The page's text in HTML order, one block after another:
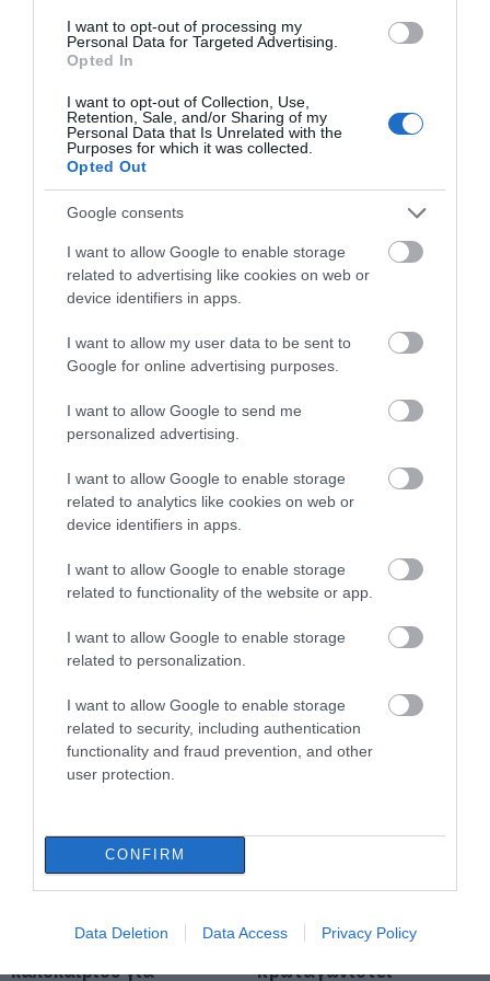
I want to opt-out of processing my
Personal Data for Targeted Advertising.
Opted In
I want to opt-out of Collection, Use,
Retention, Sale, and/or Sharing of my
Personal Data that Is Unrelated with the
Purposes for which it was collected.
Opted Out
Google consents
I want to allow Google to enable storage
related to advertising like cookies on web or
device identifiers in apps.
I want to allow my user data to be sent to
Google for online advertising purposes.
I want to allow Google to send me
personalized advertising.
I want to allow Google to enable storage
related to analytics like cookies on web or
device identifiers in apps.
I want to allow Google to enable storage
related to functionality of the website or app.
I want to allow Google to enable storage
related to personalization.
I want to allow Google to enable storage
related to security, including authentication
functionality and fraud prevention, and other
user protection.
CONFIRM
Data Deletion Data Access Privacy Policy
Εικόνες σοκ σε κοιμητήριο της
Εύβοιας: Δείτε τι έκαναν
08.08.2026 | 13:00
Α. Ο. Χαλκίς: Πρώτο φιλικό σήμερα
για νέα αγωνιστική περίοδο – Η
Τι γίνεται με τις τσούχτρες στην
Εύβοια;
αύριο στην Εύβοια! Συνεδρίασε η
επιτροπή εκτίμησης κινδύνου
Εύβοια: Οι ισχυροί άνεμοι
έσπασαν μεγάλο πεύκο σε αυλή
08.08.2026 | 11:40
Εύβοια: Αποκαταστάθηκε το
ίντερνετ στον Οξύλιθο μετά από
επέμβαση της CP COMPANY Ε.Ε.
Αθλητικό σωματείο της Εύβοιας
εξέδωσε ανακοίνωση για το
βουλευτή Σίμο Κεδίκογλου- Τι
Εύβοια: «Πλιάτσικο» σε έργο
ανάπλασης παραλίας – Η
αντιδράσεις
Όλες οι τελευταίες ειδήσεις
επικίνδυνες εβδομάδες
καλοκαιριού για
Ευβοιώτη επιστήμονα!
πρωταγωνιστεί